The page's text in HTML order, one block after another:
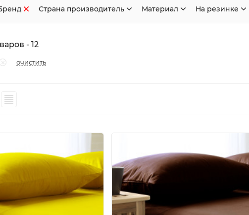
Страна производитель Материал На резинке
- 12
очистить